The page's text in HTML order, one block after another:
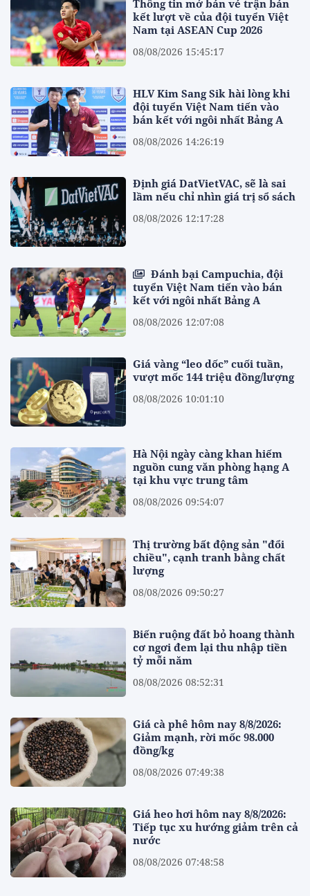
Thông tin mở bán vé trận bán
kết lượt về của đội tuyển Việt
Nam tại ASEAN Cup 2026
08/08/2026 15:45:17
HLV Kim Sang Sik hài lòng khi
đội tuyển Việt Nam tiến vào
bán kết với ngôi nhất Bảng A
08/08/2026 14:26:19
Định giá DatVietVAC, sẽ là sai
lầm nếu chỉ nhìn giá trị sổ sách
08/08/2026 12:17:28
Đánh bại Campuchia, đội
tuyển Việt Nam tiến vào bán
kết với ngôi nhất Bảng A
08/08/2026 12:07:08
Giá vàng “leo dốc” cuối tuần,
vượt mốc 144 triệu đồng/lượng
08/08/2026 10:01:10
Hà Nội ngày càng khan hiếm
nguồn cung văn phòng hạng A
tại khu vực trung tâm
08/08/2026 09:54:07
Thị trường bất động sản "đổi
chiều", cạnh tranh bằng chất
lượng
08/08/2026 09:50:27
Biến ruộng đất bỏ hoang thành
cơ ngơi đem lại thu nhập tiền
tỷ mỗi năm
08/08/2026 08:52:31
Giá cà phê hôm nay 8/8/2026:
Giảm mạnh, rời mốc 98.000
đồng/kg
08/08/2026 07:49:38
Giá heo hơi hôm nay 8/8/2026:
Tiếp tục xu hướng giảm trên cả
nước
08/08/2026 07:48:58